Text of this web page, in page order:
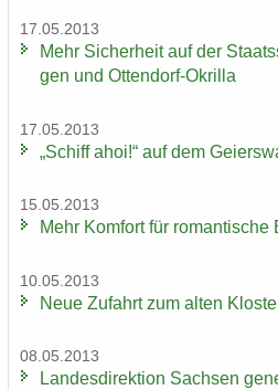
17.05.2013
Mehr Si­cher­heit auf der
gen und Ottendorf-​Okrilla
17.05.2013
„Schiff ahoi!“ auf dem
15.05.2013
Mehr Kom­fort für ro­man­ti­sche
10.05.2013
Neue Zu­fahrt zum alten
08.05.2013
Lan­des­di­rek­ti­on Sach­sen